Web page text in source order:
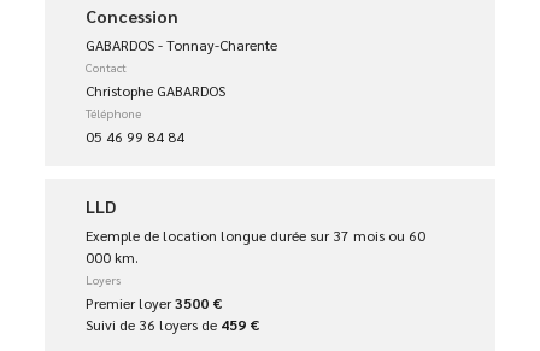
Concession
GABARDOS - Tonnay-Charente
Contact
Christophe GABARDOS
Téléphone
05 46 99 84 84
LLD
Exemple de location longue durée sur 37 mois ou 60
000 km.
Loyers
Premier loyer3500 €
Suivi de 36 loyers de 459 €